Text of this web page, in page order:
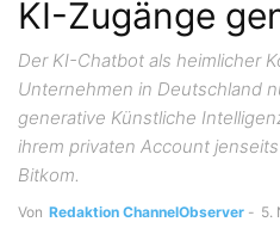
KI-Zugänge
Der KI-Chatbot als heimlicher
Unternehmen in Deutschland
generative Künstliche
ihrem privaten Account
Bitkom.
Von Redaktion ChannelObserver - 5.